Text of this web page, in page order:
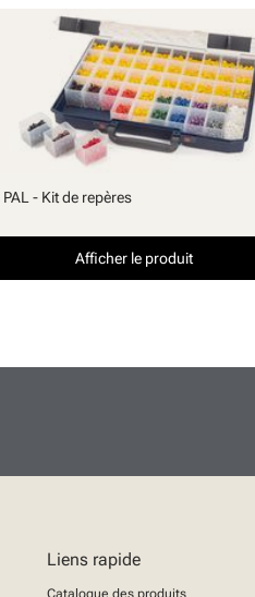
PAL - Kit de repères
Afficher le produit
Liens rapide
Catalogue des produits